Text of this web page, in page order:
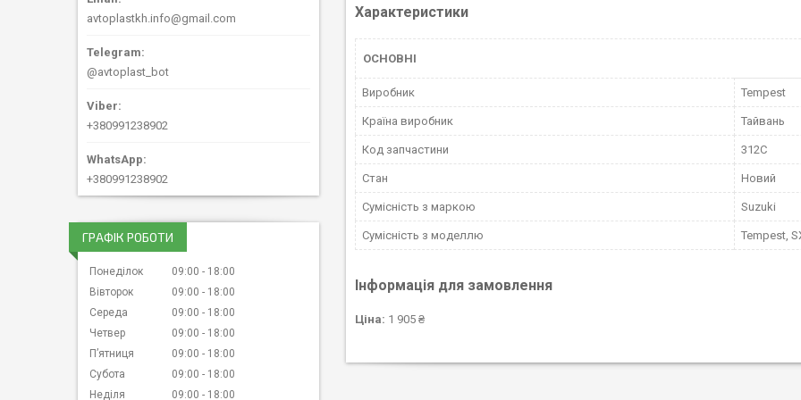
Характеристики
ОСНОВНІ
Виробник Tempest
Країна виробник Тайвань
Код запчастини 312C
Стан Новий
Сумісність з маркою Suzuki
Сумісність з моделлю Tempest,
Інформація для замовлення
Ціна: 1 905 ₴
avtoplastkh.info@gmail.com
@avtoplast_bot
+380991238902
+380991238902
ГРАФІК РОБОТИ
Понеділок 09:00
18:00
Вівторок
09:00
18:00
Середа
09:00
18:00
Четвер
09:00
18:00
Пʼятниця
09:00
18:00
Субота
09:00
18:00
Неділя
09:00 18:00